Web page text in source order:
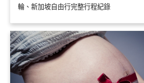
輪、新加坡自由行完整行程紀錄